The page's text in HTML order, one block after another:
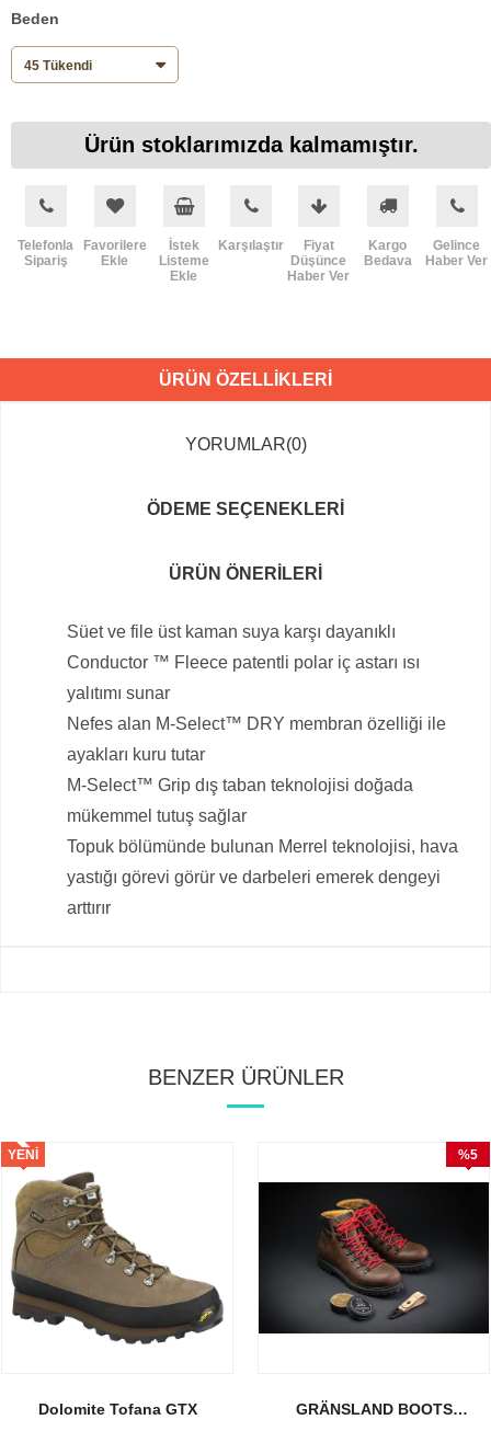
Beden
Ürün stoklarımızda kalmamıştır.
Telefonla
Sipariş
Favorilere
Ekle
İstek
Listeme
Ekle
Karşılaştır
Fiyat
Düşünce
Haber Ver
Kargo
Bedava
Gelince
Haber Ver
ÜRÜN ÖZELLIKLERI
YORUMLAR(0)
ÖDEME SEÇENEKLERI
ÜRÜN ÖNERILERI
Süet ve file üst kaman suya karşı dayanıklı
Conductor ™ Fleece patentli polar iç astarı ısı
yalıtımı sunar
Nefes alan M-Select™ DRY membran özelliği ile
ayakları kuru tutar
M-Select™ Grip dış taban teknolojisi doğada
mükemmel tutuş sağlar
Topuk bölümünde bulunan Merrel teknolojisi, hava
yastığı görevi görür ve darbeleri emerek dengeyi
arttırır
BENZER ÜRÜNLER
Dolomite Tofana GTX
YENI
ÜRÜN
GRÄNSLAND BOOTS
%5
İndirim